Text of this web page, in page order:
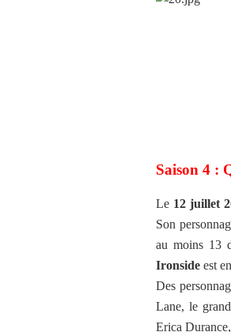
Saison 4 :
Le 12 juillet
Son
au moins 13
Ironside est
Des
Lane, le
Erica